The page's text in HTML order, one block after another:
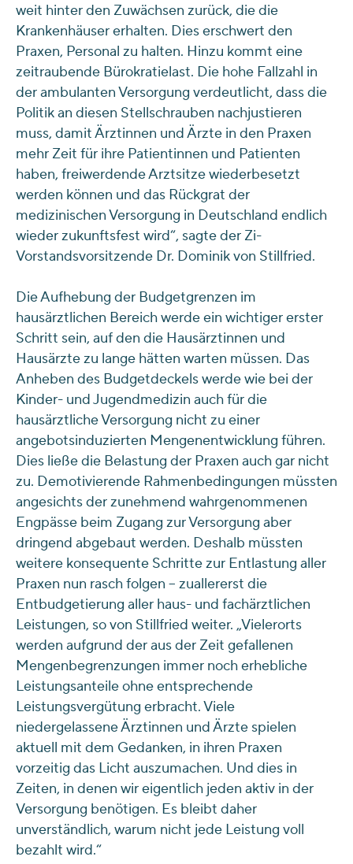
weit hinter den Zuwächsen zurück, die die
Krankenhäuser erhalten. Dies erschwert den
Praxen, Personal zu halten. Hinzu kommt eine
zeitraubende Bürokratielast. Die hohe Fallzahl in
der ambulanten Versorgung verdeutlicht, dass die
Politik an diesen Stellschrauben nachjustieren
muss, damit Ärztinnen und Ärzte in den Praxen
mehr Zeit für ihre Patientinnen und Patienten
haben, freiwerdende Arztsitze wiederbesetzt
werden können und das Rückgrat der
medizinischen Versorgung in Deutschland endlich
wieder zukunftsfest wird“, sagte der Zi-
Vorstandsvorsitzende Dr. Dominik von Stillfried.
Die Aufhebung der Budgetgrenzen im
hausärztlichen Bereich werde ein wichtiger erster
Schritt sein, auf den die Hausärztinnen und
Hausärzte zu lange hätten warten müssen. Das
Anheben des Budgetdeckels werde wie bei der
Kinder- und Jugendmedizin auch für die
hausärztliche Versorgung nicht zu einer
angebotsinduzierten Mengenentwicklung führen.
Dies ließe die Belastung der Praxen auch gar nicht
zu. Demotivierende Rahmenbedingungen müssten
angesichts der zunehmend wahrgenommenen
Engpässe beim Zugang zur Versorgung aber
dringend abgebaut werden. Deshalb müssten
weitere konsequente Schritte zur Entlastung aller
Praxen nun rasch folgen – zuallererst die
Entbudgetierung aller haus- und fachärztlichen
Leistungen, so von Stillfried weiter. „Vielerorts
werden aufgrund der aus der Zeit gefallenen
Mengenbegrenzungen immer noch erhebliche
Leistungsanteile ohne entsprechende
Leistungsvergütung erbracht. Viele
niedergelassene Ärztinnen und Ärzte spielen
aktuell mit dem Gedanken, in ihren Praxen
vorzeitig das Licht auszumachen. Und dies in
Zeiten, in denen wir eigentlich jeden aktiv in der
Versorgung benötigen. Es bleibt daher
unverständlich, warum nicht jede Leistung voll
bezahlt wird.“